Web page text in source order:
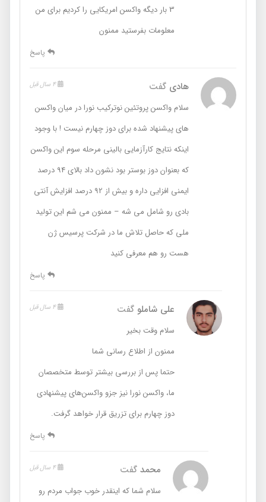
3 بار دیگه واکسن امریکایی را کردیم برای من
معلومات بفرستید ممنون
پاسخ
هادیگفت
سلام واکسن پروتئین نوترکیب نورا در میان واکسن
های پیشنهاد شده برای دوز چهارم نیست ! با وجود
اینکه نتایج کارآزمایی بالینی مرحله سوم این واکسن
که بعنوان دوز بوستر بود نشون داد بالای 94 درصد
ایمنی افزایی داره و بیش از 92 درصد افزایش آنتی
بادی رو شامل می شه – ممنون می شم این تولید
ملی که حاصل تلاش ما در شرکت پرسیس ژن
هست رو هم معرفی کنید
پاسخ
علی شاملوگفت
سلام وقت بخیر
ممنون از اطلاع رسانی شما
حتما پس از بررسی بیشتر توسط متخصصان
ما، واکسن نورا نیز جزو واکسن‌های پیشنهادی
دوز چهارم برای تزریق قرار خواهد گرفت.
پاسخ
محمدگفت
سلام شما که اینقدر خوب جواب مردم رو